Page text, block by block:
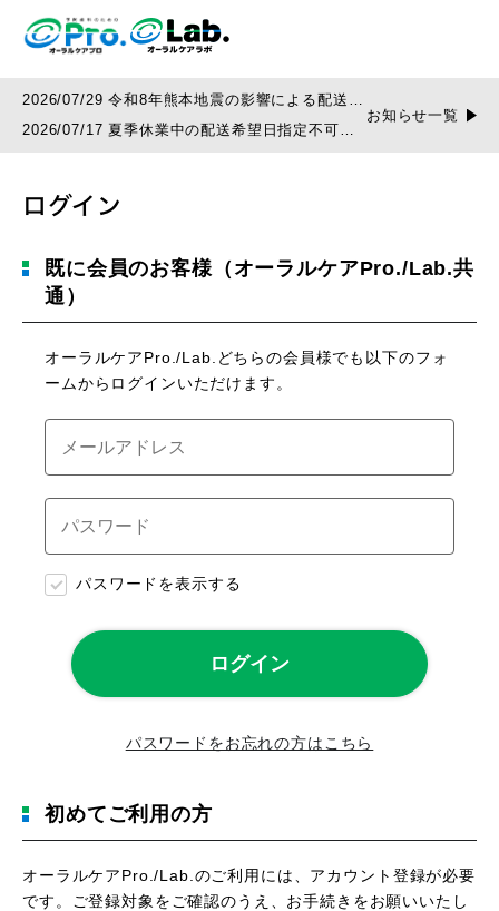
2026/07/29 令和8年熊本地震の影響による配送遅
延について
2026/07/17 夏季休業中の配送希望日指定不可の
お知らせ一覧
ログイン
既に会員のお客様（オーラルケアPro./Lab.共
通）
オーラルケアPro./Lab.どちらの会員様でも以下のフォ
ームからログインいただけます。
パスワードを表示する
パスワードをお忘れの方はこちら
初めてご利用の方
オーラルケアPro./Lab.のご利用には、アカウント登録が必要
です。ご登録対象をご確認のうえ、お手続きをお願いいたし